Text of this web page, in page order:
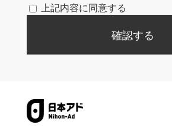
上記内容に同意する